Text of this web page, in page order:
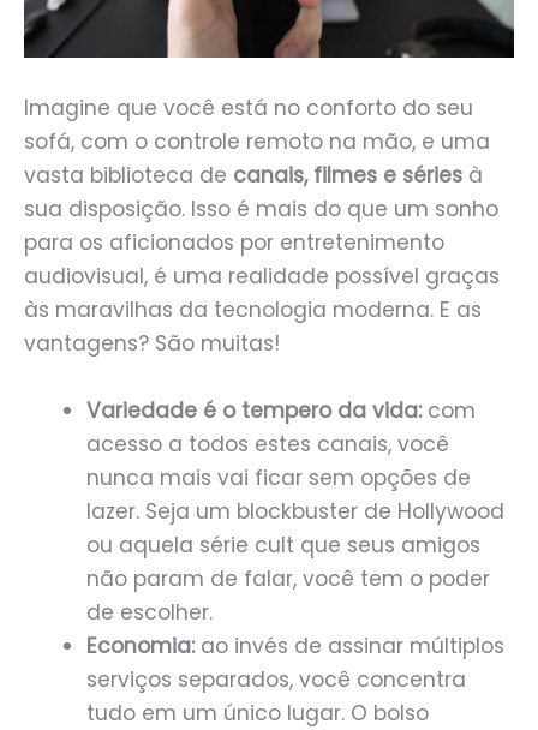
Imagine que você está no conforto do seu
sofá, com o controle remoto na mão, e uma
vasta biblioteca de canais, filmes e séries à
sua disposição. Isso é mais do que um sonho
para os aficionados por entretenimento
audiovisual, é uma realidade possível graças
às maravilhas da tecnologia moderna. E as
vantagens? São muitas!
Variedade é o tempero da vida:com
acesso a todos estes canais, você
nunca mais vai ficar sem opções de
lazer. Seja um blockbuster de Hollywood
ou aquela série cult que seus amigos
não param de falar, você tem o poder
de escolher.
Economia:ao invés de assinar múltiplos
serviços separados, você concentra
tudo em um único lugar. O bolso